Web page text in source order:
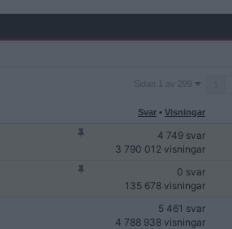
Sidan
299
Sidan 1 av 299
Svar • Visningar
4 749 svar
3 790 012 visningar
0 svar
135 678 visningar
5 461 svar
4 788 938 visningar